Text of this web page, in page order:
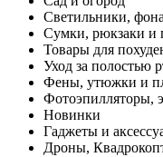
Светильники,
Сумки, рюкзаки и
Товары для
Уход за полостью
Фены, утюжки и
Фотоэпилляторы,
Новинки
Гаджеты и
Дроны,